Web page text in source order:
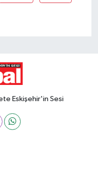
Eskişehir'in Sesi